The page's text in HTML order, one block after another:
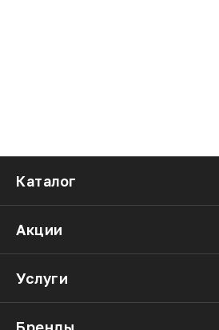
Каталог
Акции
Услуги